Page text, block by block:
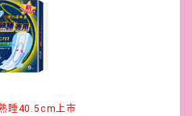
睡40.5cm上市